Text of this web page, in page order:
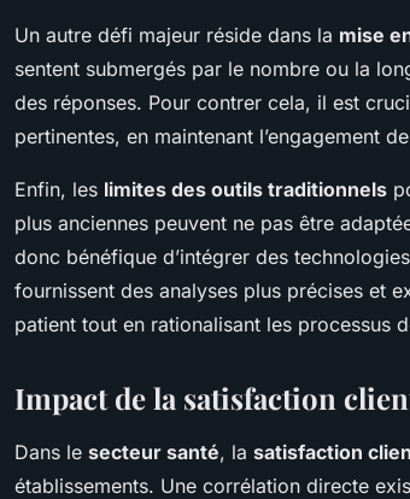
Un autre défi majeur réside dans la mise
sentent submergés par le nombre ou la
des réponses. Pour contrer cela, il est
pertinentes, en maintenant l’engagement
Enfin, les limites des outils traditionnels
plus anciennes peuvent ne pas être
donc bénéfique d’intégrer des
fournissent des analyses plus précises et
patient tout en rationalisant les processus
Impact de la satisfaction
Dans le secteur santé, la satisfaction
établissements. Une corrélation directe